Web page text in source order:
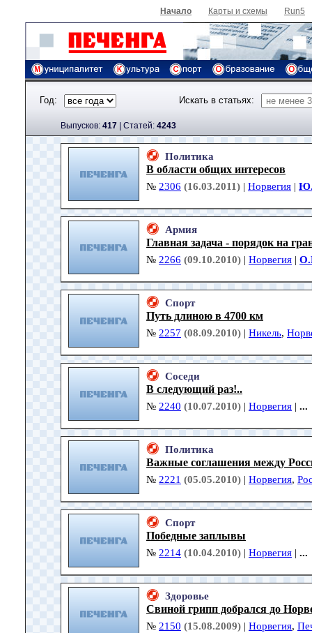
Начало Карты и схемы Run5
Год: Искать в статьях:
Выпусков: 417 | Cтатей: 4243
Политика
В области общих интересов
№ 2306 (16.03.2011) | Норвегия |
Армия
Главная задача - порядок на
№ 2266 (09.10.2010) | Норвегия |
Спорт
Путь длиною в 4700 км
№ 2257 (08.09.2010) | Никель,
Соседи
В следующий раз!..
№ 2240 (10.07.2010) | Норвегия | ...
Политика
Важные соглашения между
№ 2221 (05.05.2010) | Норвегия,
Спорт
Победные заплывы
№ 2214 (10.04.2010) | Норвегия | ...
Здоровье
Свиной грипп добрался до
№ 2150 (15.08.2009) | Норвегия,